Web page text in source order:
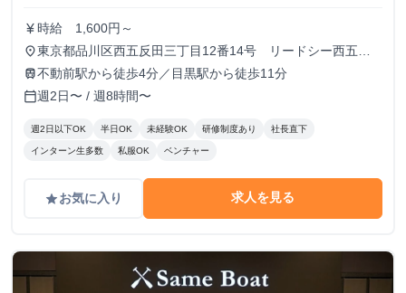
currency_yen 時給 1,600円～
place東京都品川区西五反田三丁目12番14号 リードシー西五反
田ビル7-8階（受付8階）
train不動前駅から徒歩4分／目黒駅から徒歩11分
calendar_today週2日〜 / 週8時間〜
週2日以下OK 半日OK 未経験OK 研修制度あり 社長直下
インターン生多数 私服OK ベンチャー
gradeお気に入り 求人を見る